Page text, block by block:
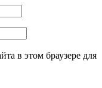
в этом браузере для